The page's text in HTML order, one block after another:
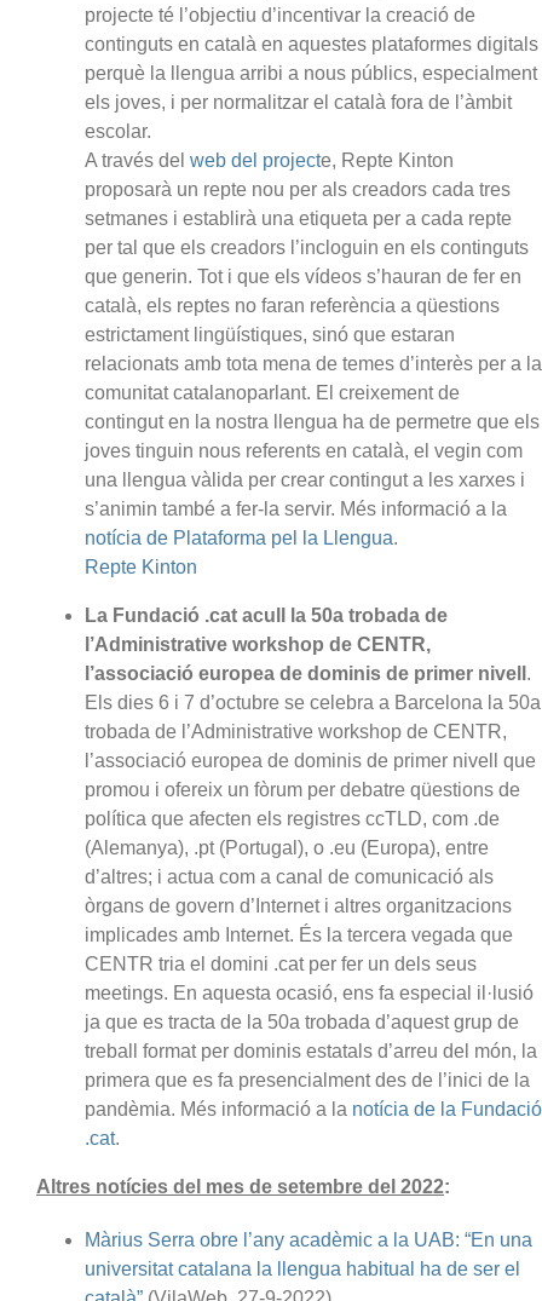
projecte té l’objectiu d’incentivar la creació de
continguts en català en aquestes plataformes digitals
perquè la llengua arribi a nous públics, especialment
els joves, i per normalitzar el català fora de l’àmbit
escolar.
A través del web del projecte, Repte Kinton
proposarà un repte nou per als creadors cada tres
setmanes i establirà una etiqueta per a cada repte
per tal que els creadors l’incloguin en els continguts
que generin. Tot i que els vídeos s’hauran de fer en
català, els reptes no faran referència a qüestions
estrictament lingüístiques, sinó que estaran
relacionats amb tota mena de temes d’interès per a la
comunitat catalanoparlant. El creixement de
contingut en la nostra llengua ha de permetre que els
joves tinguin nous referents en català, el vegin com
una llengua vàlida per crear contingut a les xarxes i
s’animin també a fer-la servir. Més informació a la
notícia de Plataforma pel la Llengua.
Repte Kinton
La Fundació .cat acull la 50a trobada de
l’Administrative workshop de CENTR,
l’associació europea de dominis de primer nivell .
Els dies 6 i 7 d’octubre se celebra a Barcelona la 50a
trobada de l’Administrative workshop de CENTR,
l’associació europea de dominis de primer nivell que
promou i ofereix un fòrum per debatre qüestions de
política que afecten els registres ccTLD, com .de
(Alemanya), .pt (Portugal), o .eu (Europa), entre
d’altres; i actua com a canal de comunicació als
òrgans de govern d’Internet i altres organitzacions
implicades amb Internet. És la tercera vegada que
CENTR tria el domini .cat per fer un dels seus
meetings. En aquesta ocasió, ens fa especial il·lusió
ja que es tracta de la 50a trobada d’aquest grup de
treball format per dominis estatals d’arreu del món, la
primera que es fa presencialment des de l’inici de la
pandèmia. Més informació a la notícia de la Fundació
.cat.
Altres notícies del mes de setembre del 2022:
Màrius Serra obre l’any acadèmic a la UAB: “En una
universitat catalana la llengua habitual ha de ser el